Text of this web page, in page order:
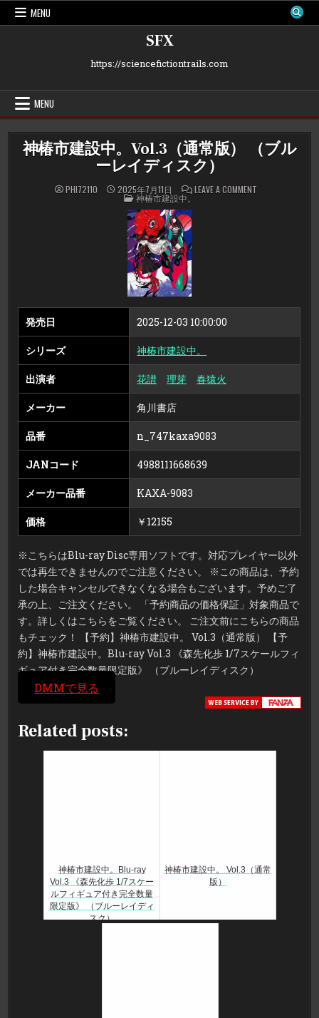
Skip
MENU
SFX
https://sciencefictiontrails.com
MENU
神椿市建設中。Vol.3（通常版） （ブル
ーレイディスク）
PHI72110 2025年7月11日 LEAVE A COMMENT
イ
ス
POSTED
IN
神椿市建設中。
発売日 2025-12-03 10:00:00
シリーズ 神椿市建設中。
出演者 花譜 理芽 春猿火
メーカー 角川書店
品番 n_747kaxa9083
JANコード 4988111668639
メーカー品番 KAXA-9083
価格 ￥12155
※こちらはBlu-ray Disc専用ソフトです。対応プレイヤー以外
では再生できませんのでご注意ください。 ※この商品は、予約
した場合キャンセルできなくなる場合もございます。予めご了
承の上、ご注文ください。 「予約商品の価格保証」対象商品で
す。詳しくはこちらをご覧ください。 ご注文前にこちらの商品
もチェック！ 【予約】神椿市建設中。 Vol.3（通常版） 【予
約】神椿市建設中。Blu-ray Vol.3 《森先化歩 1/7スケールフィ
ギュア付き完全数量限定版》 （ブルーレイディスク）
DMMで見る
Related posts:
神椿市建設中。Blu-ray
Vol.3 《森先化歩 1/7スケー
ルフィギュア付き完全数量
限定版》 （ブルーレイディ
スク）
神椿市建設中。 Vol.3（通常
版）